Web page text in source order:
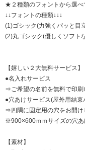
★２種類のフォントから選
↓↓フォントの種類↓↓↓
(1)ゴシック(力強くパッと目
(2)丸ゴシック(優しくソフト
【嬉しい２大無料サービス】
●名入れサービス
⇒ご希望の名前を無料で印刷
●穴あけサービス(屋外用結束
⇒四隅に固定用の穴をお開け
※900×600ｍｍサイズの穴あ
【素材】